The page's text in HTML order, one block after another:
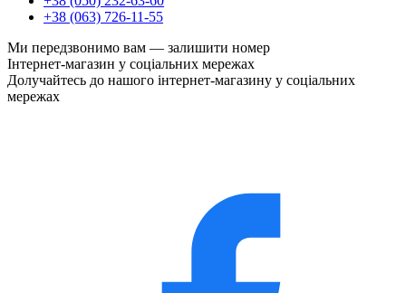
+38 (063) 726-11-55
Ми передзвонимо вам — залишити номер
Інтернет-магазин у соціальних мережах
Долучайтесь до нашого інтернет-магазину у соціальних
мережах